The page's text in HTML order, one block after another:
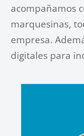
acompañamos
marquesinas,
empresa.
digitales para